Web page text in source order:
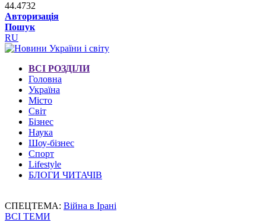
44.4732
Авторизація
Пошук
RU
ВСІ РОЗДІЛИ
Головна
Україна
Місто
Світ
Бізнес
Наука
Шоу-бізнес
Спорт
Lifestyle
БЛОГИ ЧИТАЧІВ
СПЕЦТЕМА: Війна в Ірані
ВСІ ТЕМИ